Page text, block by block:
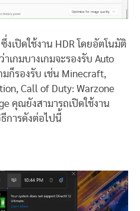
งเปิดใช้งาน HDR โดยอัตโนมัติ
เกมบางเกมจะรองรับ Auto
ก็รองรับ เช่น Minecraft,
Call of Duty: Warzone
คุณยังสามารถเปิดใช้งาน
ธีการดังต่อไปนี้